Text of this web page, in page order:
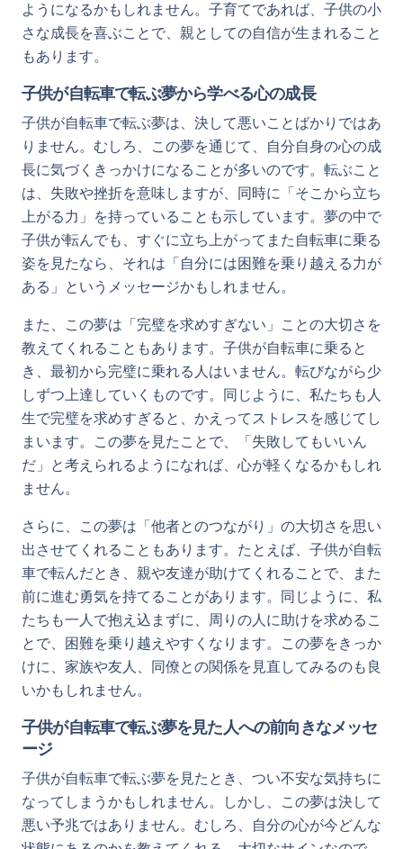
ようになるかもしれません。子育てであれば、子供の小
さな成長を喜ぶことで、親としての自信が生まれること
もあります。
子供が自転車で転ぶ夢から学べる心の成長
子供が自転車で転ぶ夢は、決して悪いことばかりではあ
りません。むしろ、この夢を通じて、自分自身の心の成
長に気づくきっかけになることが多いのです。転ぶこと
は、失敗や挫折を意味しますが、同時に「そこから立ち
上がる力」を持っていることも示しています。夢の中で
子供が転んでも、すぐに立ち上がってまた自転車に乗る
姿を見たなら、それは「自分には困難を乗り越える力が
ある」というメッセージかもしれません。
また、この夢は「完璧を求めすぎない」ことの大切さを
教えてくれることもあります。子供が自転車に乗ると
き、最初から完璧に乗れる人はいません。転びながら少
しずつ上達していくものです。同じように、私たちも人
生で完璧を求めすぎると、かえってストレスを感じてし
まいます。この夢を見たことで、「失敗してもいいん
だ」と考えられるようになれば、心が軽くなるかもしれ
ません。
さらに、この夢は「他者とのつながり」の大切さを思い
出させてくれることもあります。たとえば、子供が自転
車で転んだとき、親や友達が助けてくれることで、また
前に進む勇気を持てることがあります。同じように、私
たちも一人で抱え込まずに、周りの人に助けを求めるこ
とで、困難を乗り越えやすくなります。この夢をきっか
けに、家族や友人、同僚との関係を見直してみるのも良
いかもしれません。
子供が自転車で転ぶ夢を見た人への前向きなメッセ
ージ
子供が自転車で転ぶ夢を見たとき、つい不安な気持ちに
なってしまうかもしれません。しかし、この夢は決して
悪い予兆ではありません。むしろ、自分の心が今どんな